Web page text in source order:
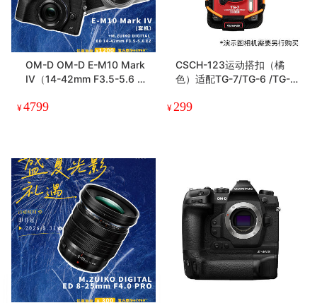
OM-D OM-D E-M10 Mark
IV（14-42mm F3.5-5.6 E
¥4799
CSCH-123运动搭扣（橘
色）适配TG-7/TG-6 /TG-5
G-850
¥ 299